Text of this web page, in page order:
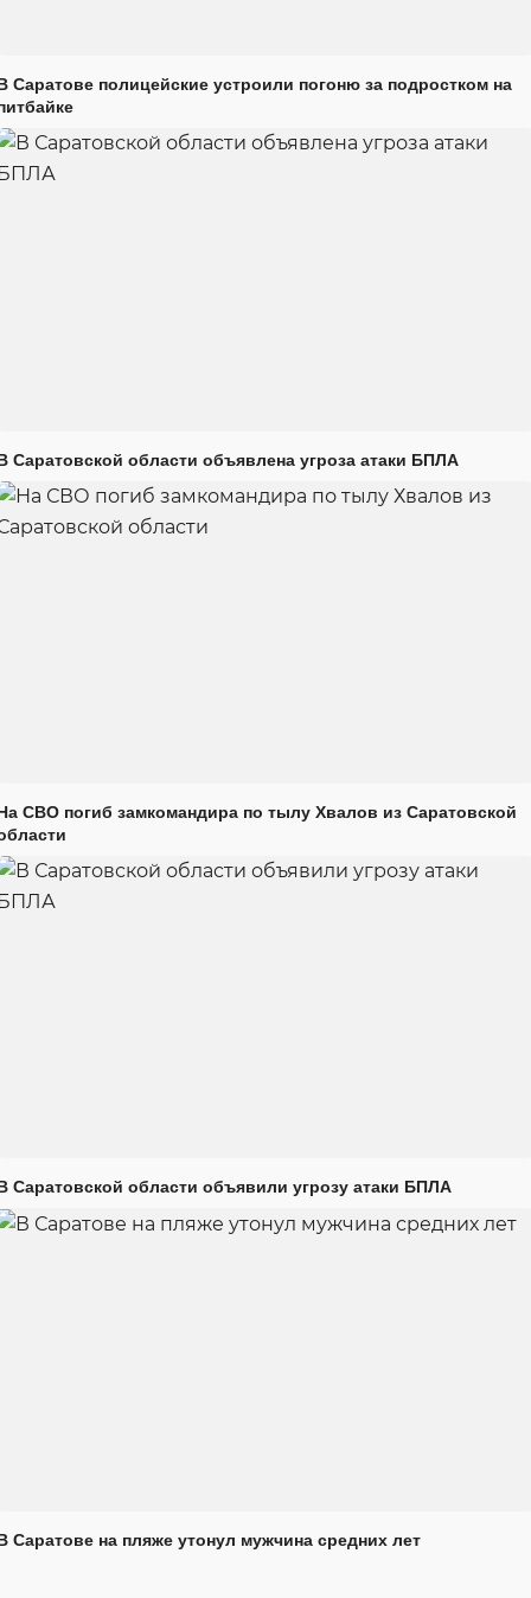
Саратове полицейские устроили погоню за подростком на
Саратовской области объявлена угроза атаки БПЛА
СВО погиб замкомандира по тылу Хвалов из Саратовской
Саратовской области объявили угрозу атаки БПЛА
Саратове на пляже утонул мужчина средних лет